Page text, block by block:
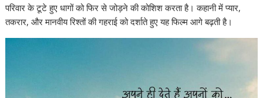
परिवार के टूटे हुए धागों को फिर से जोड़ने की कोशिश करता है। कहानी में प्यार,
तकरार, और मानवीय रिश्तों की गहराई को दर्शाते हुए यह फिल्म आगे बढ़ती है।